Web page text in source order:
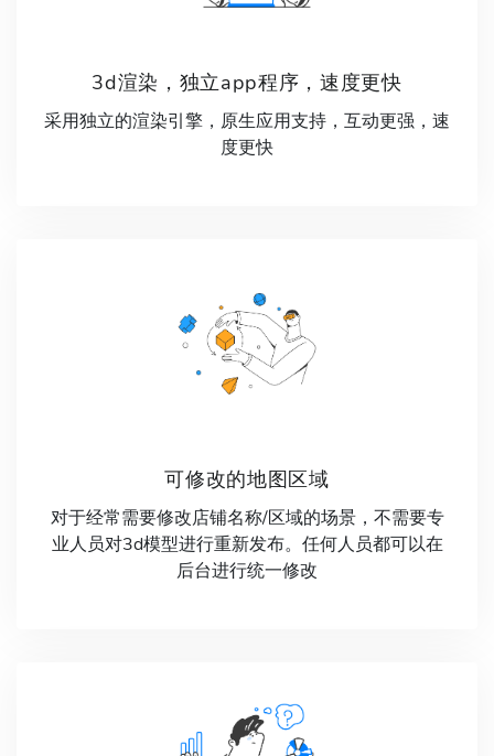
3d渲染，独立app程序，速度更快
采用独立的渲染引擎，原生应用支持，互动更强，速
度更快
可修改的地图区域
对于经常需要修改店铺名称/区域的场景，不需要专
业人员对3d模型进行重新发布。任何人员都可以在
后台进行统一修改